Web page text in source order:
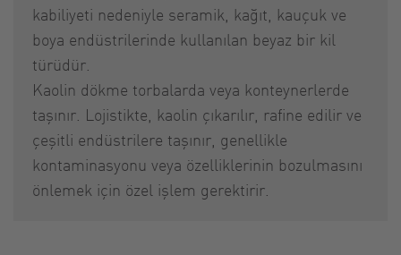
kabiliyeti nedeniyle seramik, kağıt, kauçuk ve
boya endüstrilerinde kullanılan beyaz bir kil
türüdür.
Kaolin dökme torbalarda veya konteynerlerde
taşınır. Lojistikte, kaolin çıkarılır, rafine edilir ve
çeşitli endüstrilere taşınır, genellikle
kontaminasyonu veya özelliklerinin bozulmasını
önlemek için özel işlem gerektirir.